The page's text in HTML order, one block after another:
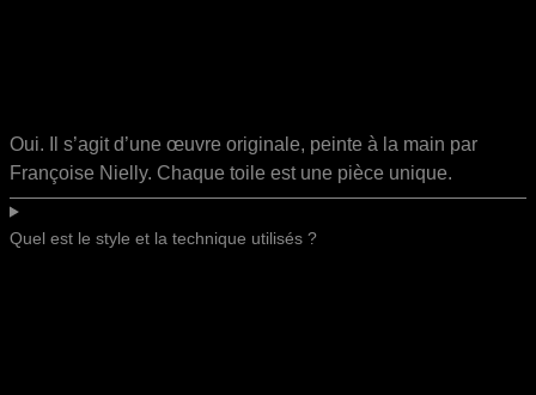
Oui. Il s’agit d’une œuvre originale, peinte à la main par
Françoise Nielly. Chaque toile est une pièce unique.
Quel est le style et la technique utilisés ?